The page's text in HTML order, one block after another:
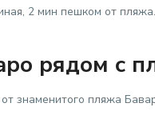
2 мин пешком от
рядом с
знаменитого пляжа